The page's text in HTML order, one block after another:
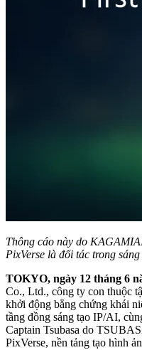
Thông cáo này do
PixVerse là đối tác trong sáng
TOKYO, ngày 12 tháng 6
Co., Ltd., công ty con thuộc
khởi động bằng chứng khái
tầng đồng sáng tạo IP/AI,
Captain Tsubasa do
PixVerse, nền tảng tạo hình